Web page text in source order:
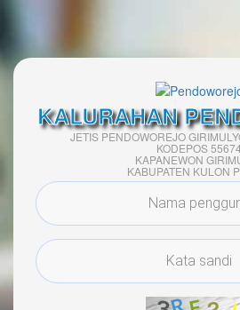
KALURAHAN
JETIS PENDOWOREJO
KODEPOS 55674
KAPANEWON
KABUPATEN KULON